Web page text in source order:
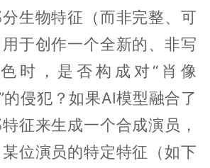
生物特征（而非完整、可
于创作一个全新的、非写
时，是否构成对“肖像
的侵犯？如果AI模型融合了
征来生成一个合成演员，
位演员的特定特征（如下